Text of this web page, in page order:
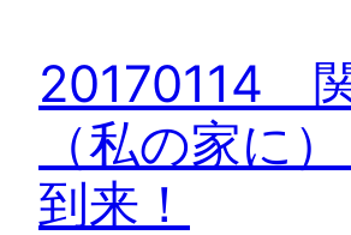
20170114
（私の家に
到来！